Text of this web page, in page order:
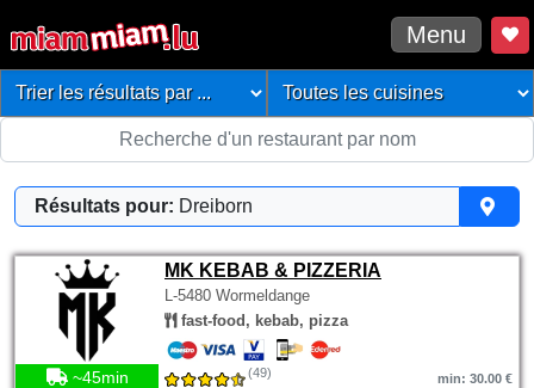
Menu
Résultats pour: Dreiborn
MK KEBAB & PIZZERIA
L-5480 Wormeldange
fast-food, kebab, pizza
~45min (49) min: 30.00 €